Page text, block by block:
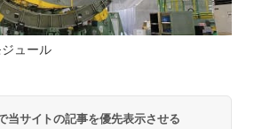
ュール
当サイトの記事を優先表示させる